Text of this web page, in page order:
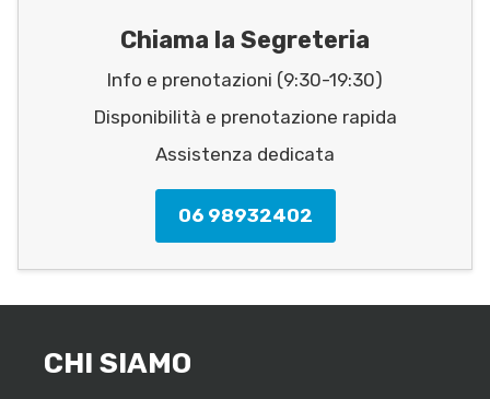
Chiama la Segreteria
Info e prenotazioni (9:30-19:30)
Disponibilità e prenotazione rapida
Assistenza dedicata
06 98932402
CHI SIAMO